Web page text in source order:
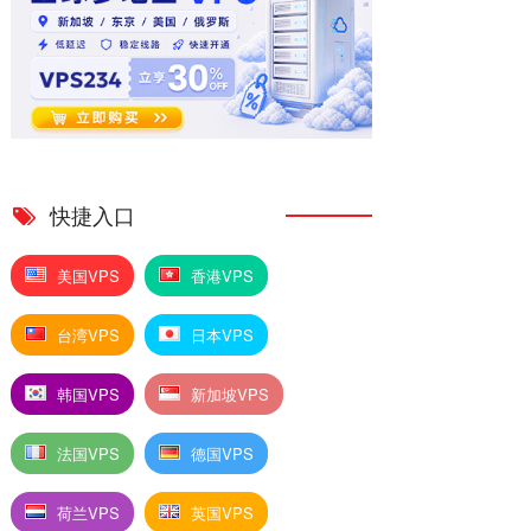
快捷入口
美国VPS 香港VPS
台湾VPS 日本VPS
韩国VPS 新加坡VPS
法国VPS 德国VPS
荷兰VPS 英国VPS